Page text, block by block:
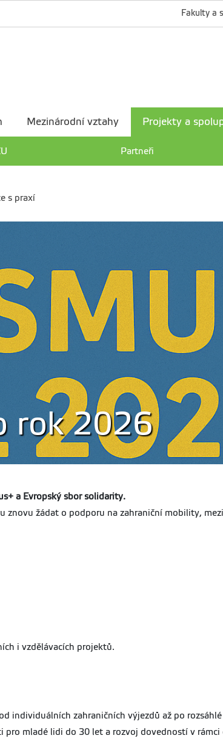
Fakulty a
Mezinárodní vztahy Projekty a
Partneři
s praxí
rok 2026
a Evropský sbor solidarity.
znovu žádat o podporu na zahraniční mobility,
i vzdělávacích projektů.
individuálních zahraničních výjezdů až po
mladé lidi do 30 let a rozvoj dovedností v